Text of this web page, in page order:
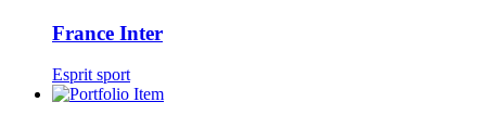
France Inter
Esprit sport